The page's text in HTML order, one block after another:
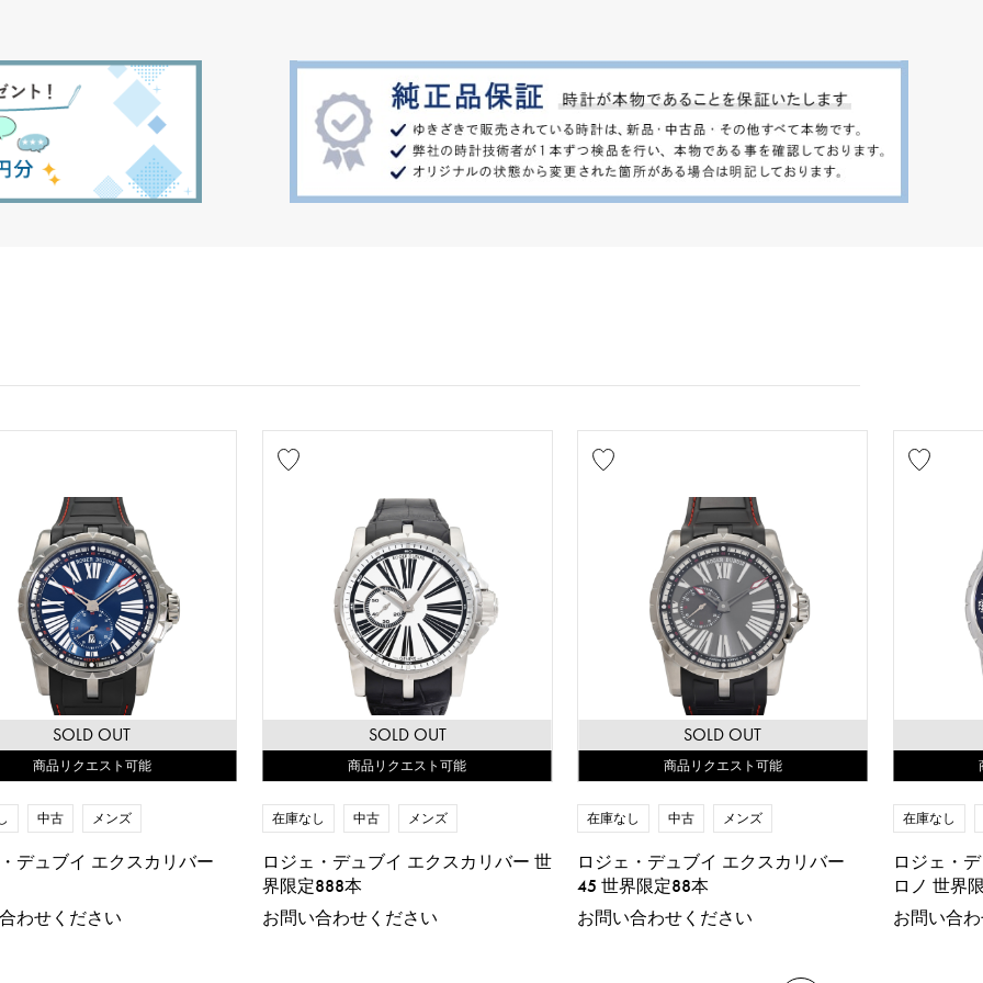
SOLD OUT
商品リクエスト可能
中古 メンズ
デュブイ エクスカリバー
わせください
SOLD OUT
商品リクエスト可能
在庫なし 中古 メンズ
ロジェ・デュブイ エクスカリバー 世
界限定888本
お問い合わせください
SOLD OUT
商品リクエスト可能
在庫なし 中古 メンズ
ロジェ・デュブイ エクスカリバー
45 世界限定88本
お問い合わせください
在庫なし
ロジェ・
ロノ 世界
お問い合